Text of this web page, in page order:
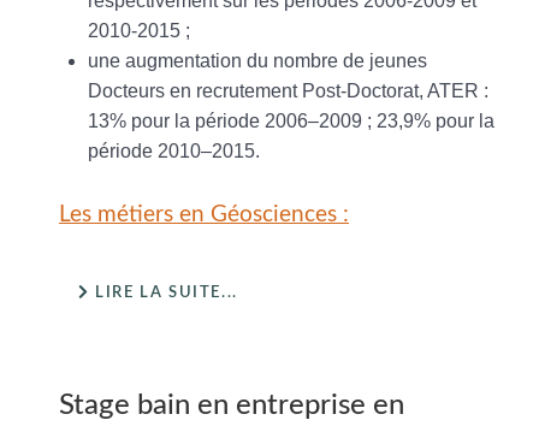
2010-2015 ;
une augmentation du nombre de jeunes
Docteurs en recrutement Post-Doctorat, ATER :
13% pour la période 2006–2009 ; 23,9% pour la
période 2010–2015.
Les métiers en Géosciences :
LIRE LA SUITE...
Stage bain en entreprise en